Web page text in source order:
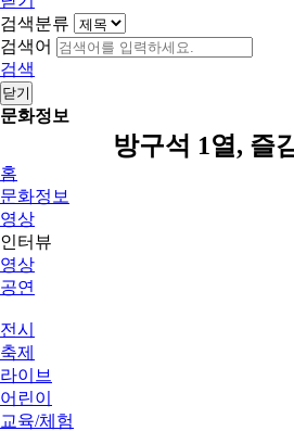
검색분류
검색어
검색
닫기
문화정보
방구석 1열, 즐
홈
문화정보
영상
인터뷰
영상
공연
전시
축제
라이브
어린이
교육/체험